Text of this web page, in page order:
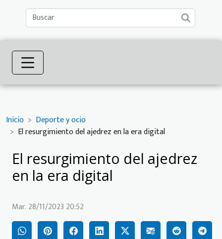
Inicio
Deporte y ocio
El resurgimiento del ajedrez en la era digital
El resurgimiento del ajedrez
en la era digital
Mar. 28/11/2023 20:52